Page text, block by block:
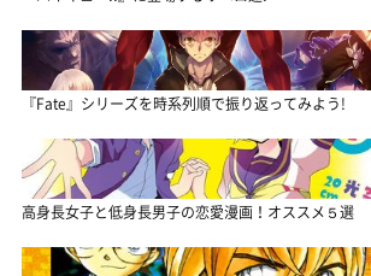
『Fate』シリーズを時系列順で振り返ってみよう!
高身長女子と低身長男子の恋愛漫画！オススメ５選